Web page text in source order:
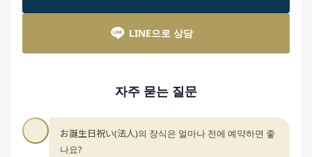
LINE으로 상담
자주 묻는 질문
お誕生日祝い(法人)의 장식은 얼마나 전에 예약하면 좋
나요?